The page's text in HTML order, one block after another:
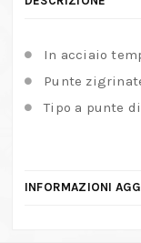
per
quantità
In acciaio
Punte
Tipo a punte
INFORMAZIONI